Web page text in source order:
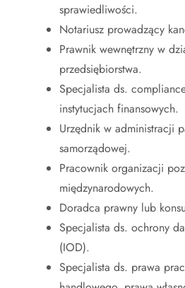
sprawiedliwości.
Notariusz prowadzący
Prawnik wewnętrzny w
przedsiębiorstwa.
Specjalista ds.
instytucjach finansowych.
Urzędnik w administracji
samorządowej.
Pracownik organizacji
międzynarodowych.
Doradca prawny lub
Specjalista ds. ochrony
(IOD).
Specjalista ds. prawa